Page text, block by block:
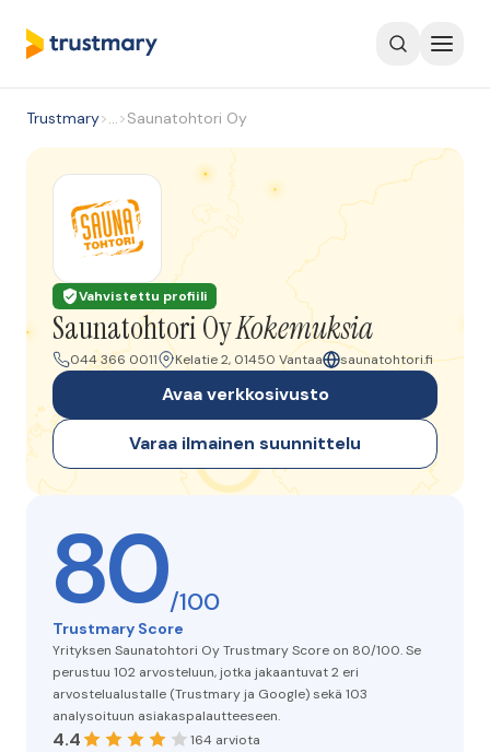
Trustmary>…>Saunatohtori Oy
Vahvistettu profiili
Saunatohtori OyKokemuksia
044 366 0011 Kelatie 2, 01450 Vantaa saunatohtori.fi
Avaa verkkosivusto
Varaa ilmainen suunnittelu
80/100
Trustmary Score
Yrityksen Saunatohtori Oy Trustmary Score on 80/100. Se
perustuu 102 arvosteluun, jotka jakaantuvat 2 eri
arvostelualustalle (Trustmary ja Google) sekä 103
analysoituun asiakaspalautteeseen.
4.4
164 arviota